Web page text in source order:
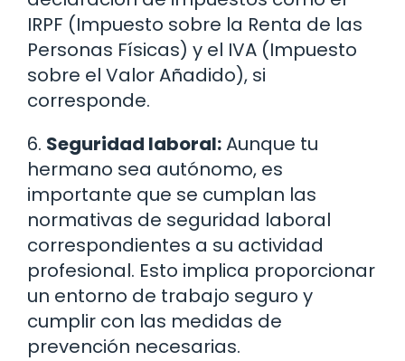
IRPF (Impuesto sobre la Renta de las
Personas Físicas) y el IVA (Impuesto
sobre el Valor Añadido), si
corresponde.
6. Seguridad laboral:Aunque tu
hermano sea autónomo, es
importante que se cumplan las
normativas de seguridad laboral
correspondientes a su actividad
profesional. Esto implica proporcionar
un entorno de trabajo seguro y
cumplir con las medidas de
prevención necesarias.